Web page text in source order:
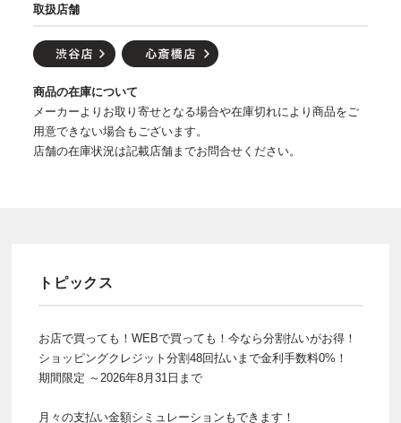
取扱店舗
商品の在庫について
メーカーよりお取り寄せとなる場合や在庫切れにより商品をご
用意できない場合もございます。
店舗の在庫状況は記載店舗までお問合せください。
トピックス
お店で買っても！WEBで買っても！今なら分割払いがお得！
ショッピングクレジット分割48回払いまで金利手数料0%！
期間限定 ～2026年8月31日まで
月々の支払い金額シミュレーションもできます！